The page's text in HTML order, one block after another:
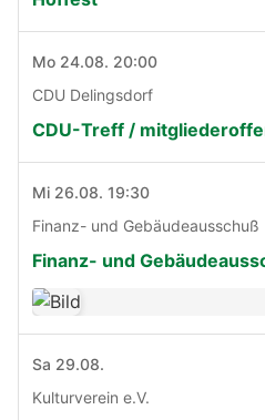
Mo 24.08. 20:00
CDU Delingsdorf
CDU-Treff /
Mi 26.08. 19:30
Finanz- und Gebäudeausschuß
Finanz- und
Sa 29.08.
Kulturverein e.V.